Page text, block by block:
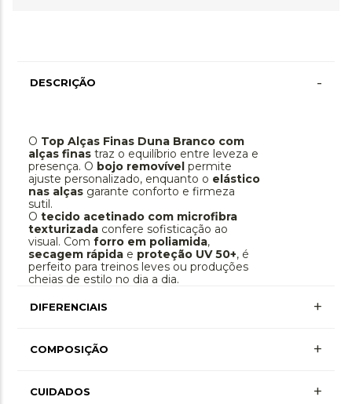
DESCRIÇÃO -
O Top Alças Finas Duna Branco com
alças finas traz o equilíbrio entre leveza e
presença. O bojo removível permite
ajuste personalizado, enquanto o elástico
nas alças garante conforto e firmeza
sutil.
O tecido acetinado com microfibra
texturizada confere sofisticação ao
visual. Com forro em poliamida,
secagem rápida e proteção UV 50+, é
perfeito para treinos leves ou produções
cheias de estilo no dia a dia.
DIFERENCIAIS +
+ Mais Informações
COMPOSIÇÃO +
Poliamida 85% • Elastano 15% • Forro Poliamida
CUIDADOS +